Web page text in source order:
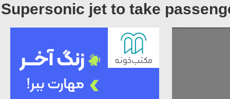
Supersonic jet to take